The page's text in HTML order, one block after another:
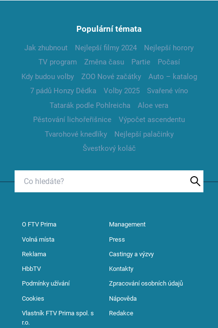
Populární témata
Jak zhubnout Nejlepší filmy 2024
Nejlepší horory
TV program
Změna času Partie
Počasí
Kdy budou volby
ZOO Nové začátky
Auto – katalog
7 pádů Honzy Dědka
Volby 2025
Svařené víno
Tatarák podle Pohlreicha
Aloe vera
Pěstování lichořeřišnice
Výpočet ascendentu
Tvarohové knedlíky
Nejlepší palačinky
Švestkový koláč
O FTV Prima Management
Volná místa Press
Reklama Castingy a výzvy
HbbTV Kontakty
Podmínky užívání Zpracování osobních údajů
Cookies Nápověda
Vlastník FTV Prima spol. s
r.o.
Redakce